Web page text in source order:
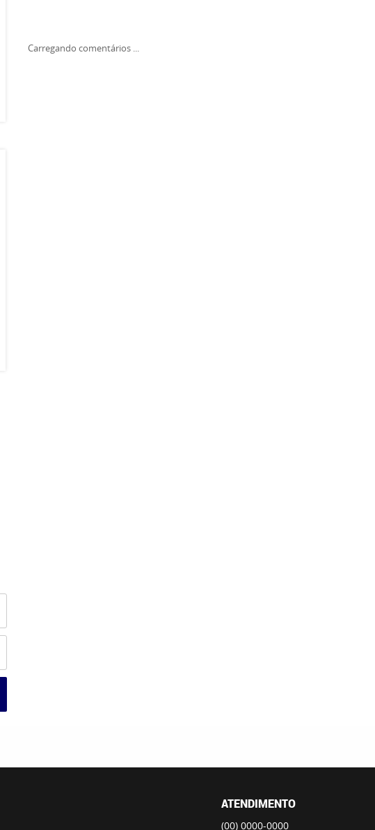
Carregando comentários ...
ATENDIMENTO
(00) 0000-0000